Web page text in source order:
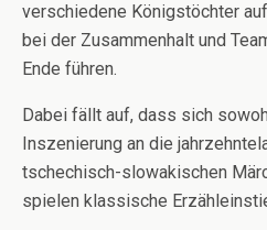
verschiedene Königstöchter
bei der Zusammenhalt und
Ende führen.
Dabei fällt auf, dass sich
Inszenierung an die
tschechisch-slowakischen
spielen klassische